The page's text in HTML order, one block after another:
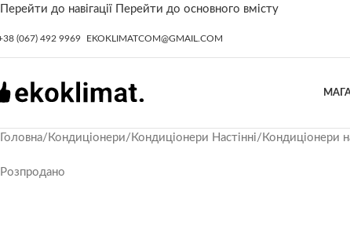
Перейти до навігації Перейти до основного вмісту
(067) 492 9969 EKOKLIMATCOM@GMAIL.COM
Головна/ Кондиціонери/ Кондиціонери Настінні/ Кондиціонери
Розпродано